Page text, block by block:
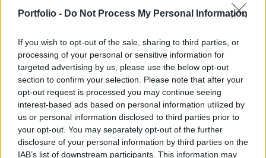
Portfolio - Do Not Process My Personal Information
If you wish to opt-out of the sale, sharing to third parties, or
processing of your personal or sensitive information for
targeted advertising by us, please use the below opt-out
section to confirm your selection. Please note that after your
opt-out request is processed you may continue seeing
interest-based ads based on personal information utilized by
us or personal information disclosed to third parties prior to
your opt-out. You may separately opt-out of the further
disclosure of your personal information by third parties on the
IAB’s list of downstream participants. This information may
egyszerre foglalkozik kkv-hitelezéssel és fizetési
Kecskemét - Merre tovább hazai kkv-k? - Versenyképesség
2026-banMerre tovább hazai kkv-k? - Versenyképesség
2026-ban! Jön a Portfolio félnapos, üzleti vidéki
rendezvénysorozata, ami naprakész gazdasági és
pénzügyi helyzetképpel segíti a helyi kkv-szektort.
Szeptemberben Szegeden és Kecskeméten
találkozunk!Információ és jelentkezésA forrásbevonás után
a startup 500 millió...